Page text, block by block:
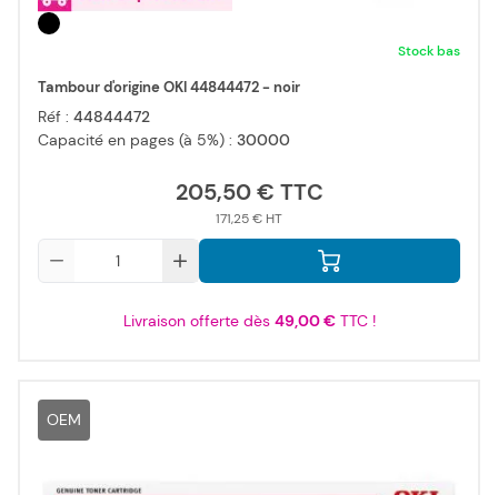
Stock bas
Tambour d'origine OKI 44844472 - noir
Réf : 44844472
Capacité en pages (à 5%) : 30000
205,50 €
171,25 €
Livraison offerte dès 49,00 €TTC !
OEM